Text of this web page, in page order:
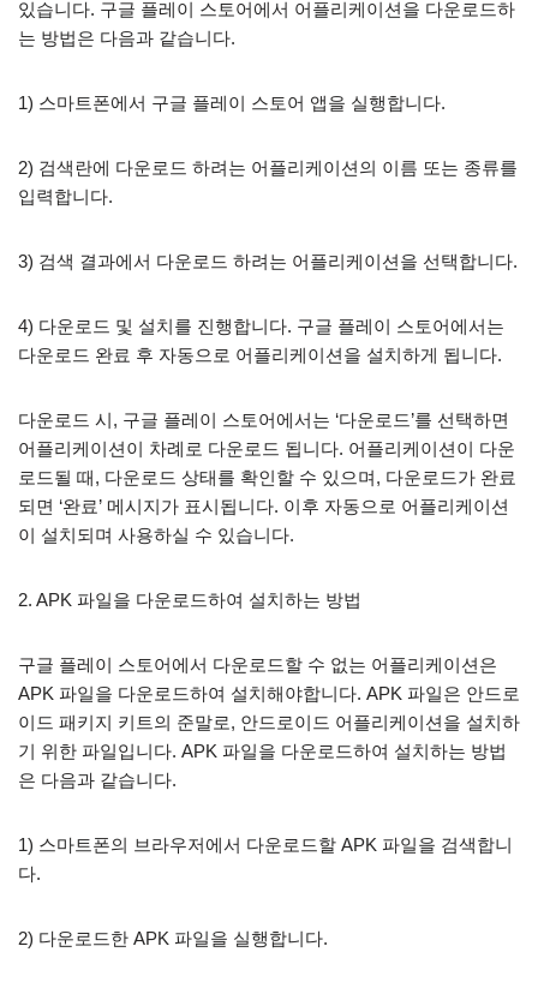
있습니다. 구글 플레이 스토어에서 어플리케이션을 다운로드하
는 방법은 다음과 같습니다.
1) 스마트폰에서 구글 플레이 스토어 앱을 실행합니다.
2) 검색란에 다운로드 하려는 어플리케이션의 이름 또는 종류를
입력합니다.
3) 검색 결과에서 다운로드 하려는 어플리케이션을 선택합니다.
4) 다운로드 및 설치를 진행합니다. 구글 플레이 스토어에서는
다운로드 완료 후 자동으로 어플리케이션을 설치하게 됩니다.
다운로드 시, 구글 플레이 스토어에서는 ‘다운로드’를 선택하면
어플리케이션이 차례로 다운로드 됩니다. 어플리케이션이 다운
로드될 때, 다운로드 상태를 확인할 수 있으며, 다운로드가 완료
되면 ‘완료’ 메시지가 표시됩니다. 이후 자동으로 어플리케이션
이 설치되며 사용하실 수 있습니다.
2. APK 파일을 다운로드하여 설치하는 방법
구글 플레이 스토어에서 다운로드할 수 없는 어플리케이션은
APK 파일을 다운로드하여 설치해야합니다. APK 파일은 안드로
이드 패키지 키트의 준말로, 안드로이드 어플리케이션을 설치하
기 위한 파일입니다. APK 파일을 다운로드하여 설치하는 방법
은 다음과 같습니다.
1) 스마트폰의 브라우저에서 다운로드할 APK 파일을 검색합니
다.
2) 다운로드한 APK 파일을 실행합니다.